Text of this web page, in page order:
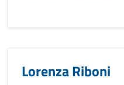
Lorenza Riboni